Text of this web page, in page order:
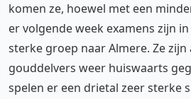
komen ze, hoewel met een
er volgende week examens zijn
sterke groep naar Almere. Ze
gouddelvers weer huiswaarts
spelen er een drietal zeer sterke